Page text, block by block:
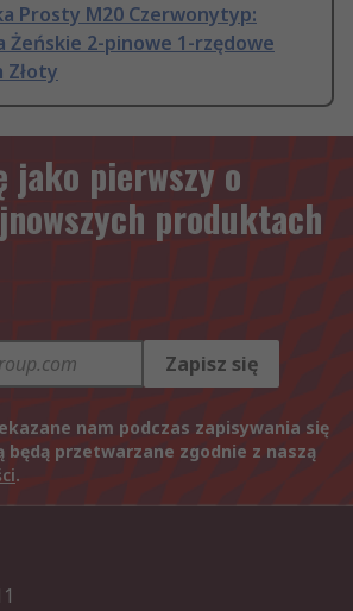
Prosty M20 Czerwonytyp:
Żeńskie 2-pinowe 1-rzędowe
Złoty
jako pierwszy o
produktach
Zapisz się
nam podczas zapisywania się
będą przetwarzane zgodnie z naszą
.